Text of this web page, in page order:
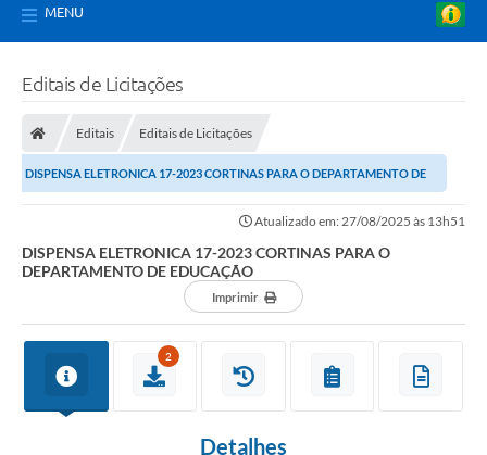
MENU
Editais de Licitações
Editais Editais de Licitações
DISPENSA ELETRONICA 17-2023 CORTINAS PARA O DEPARTAMENTO DE
Atualizado em: 27/08/2025 às 13h51
DISPENSA ELETRONICA 17-2023 CORTINAS PARA O
DEPARTAMENTO DE EDUCAÇÃO
Imprimir
2
Detalhes